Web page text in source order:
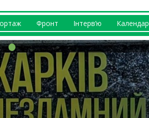
Фронт Інтерв’ю Календар